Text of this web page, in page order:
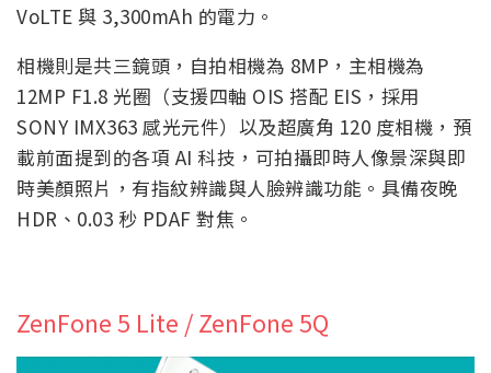
VoLTE 與 3,300mAh 的電力。
相機則是共三鏡頭，自拍相機為 8MP，主相機為
12MP F1.8 光圈（支援四軸 OIS 搭配 EIS，採用
SONY IMX363 感光元件）以及超廣角 120 度相機，預
載前面提到的各項 AI 科技，可拍攝即時人像景深與即
時美顏照片，有指紋辨識與人臉辨識功能。具備夜晚
HDR、0.03 秒 PDAF 對焦。
ZenFone 5 Lite / ZenFone 5Q